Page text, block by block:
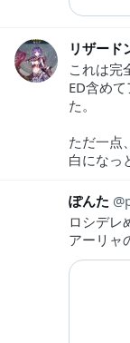
リザード
これは完
ED含め
た。
ただ一点
白になっ
ぽんた
ロシデレ
アーリ